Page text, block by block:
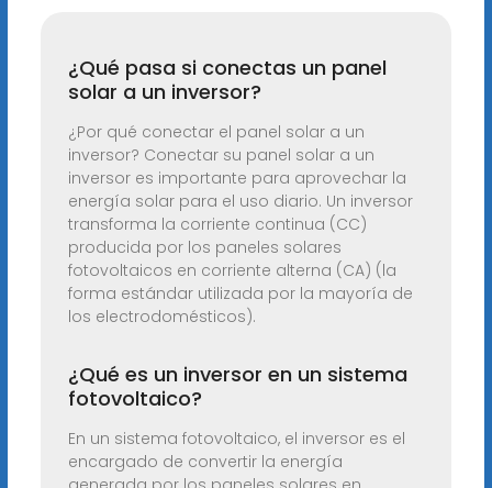
¿Qué pasa si conectas un panel
solar a un inversor?
¿Por qué conectar el panel solar a un
inversor? Conectar su panel solar a un
inversor es importante para aprovechar la
energía solar para el uso diario. Un inversor
transforma la corriente continua (CC)
producida por los paneles solares
fotovoltaicos en corriente alterna (CA) (la
forma estándar utilizada por la mayoría de
los electrodomésticos).
¿Qué es un inversor en un sistema
fotovoltaico?
En un sistema fotovoltaico, el inversor es el
encargado de convertir la energía